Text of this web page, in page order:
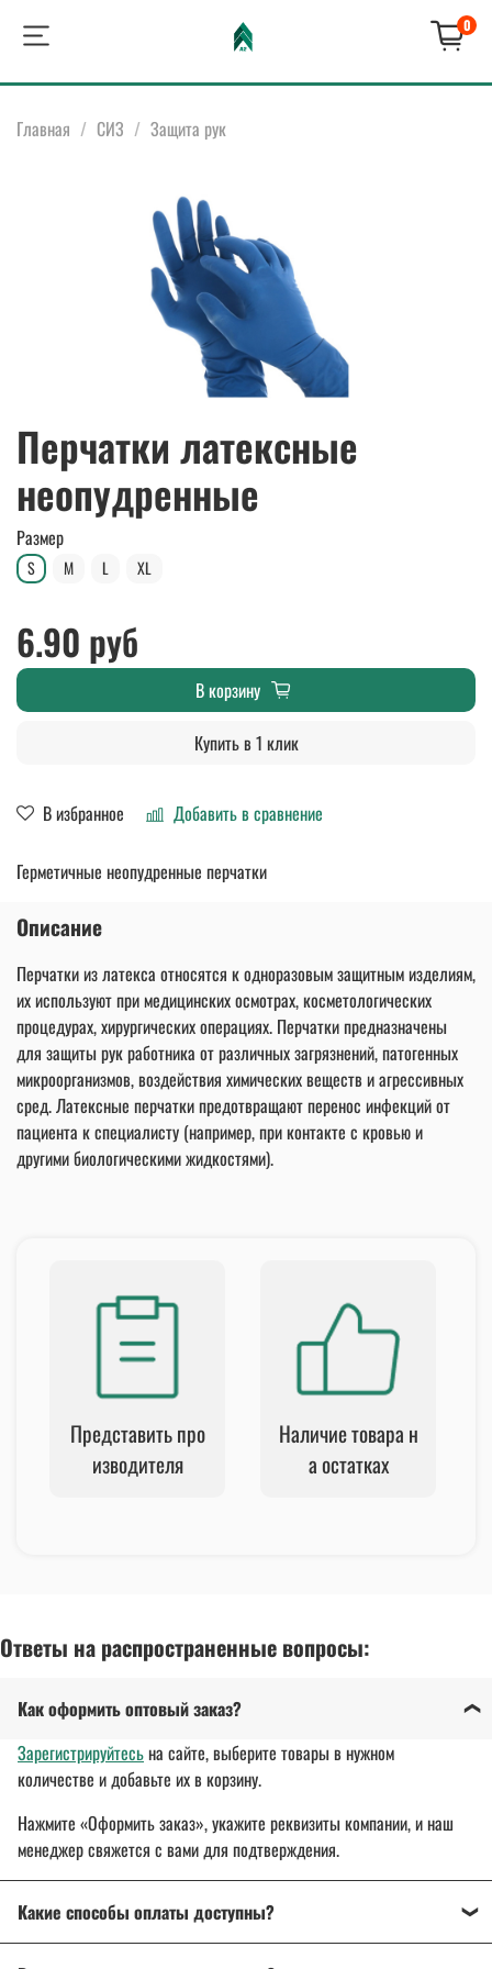
0
Главная СИЗ Защита рук
Перчатки латексные
неопудренные
В избранное Добавить в сравнение
Размер
S M L XL
6.90 руб
В корзину
Купить в 1 клик
Герметичные неопудренные перчатки
Описание
Перчатки из латекса относятся к одноразовым защитным изделиям,
их используют при медицинских осмотрах, косметологических
процедурах, хирургических операциях. Перчатки предназначены
для защиты рук работника от различных загрязнений, патогенных
микроорганизмов, воздействия химических веществ и агрессивных
сред. Латексные перчатки предотвращают перенос инфекций от
пациента к специалисту (например, при контакте с кровью и
другими биологическими жидкостями).
Представить про
изводителя
Наличие товара н
а остатках
Ответы на распространенные вопросы:
Как оформить оптовый заказ?
Зарегистрируйтесьна сайте, выберите товары в нужном
количестве и добавьте их в корзину.
Нажмите «Оформить заказ», укажите реквизиты компании, и наш
менеджер свяжется с вами для подтверждения.
Какие способы оплаты доступны?